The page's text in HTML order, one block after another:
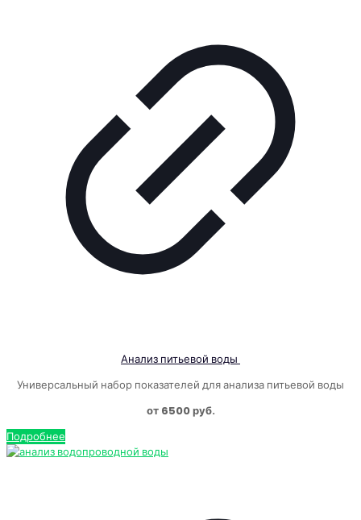
Анализ питьевой воды
Универсальный набор показателей для анализа питьевой воды
от 6500 руб.
Подробнее